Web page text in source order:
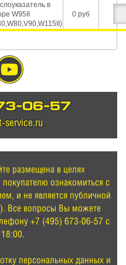
в
W95II
0 руб
06-57
service.ru
размещена в целях
ознакомиться с
и не является публичной
Все вопросы Вы можете
+7 (495) 673-06-57 с
персональных данных и